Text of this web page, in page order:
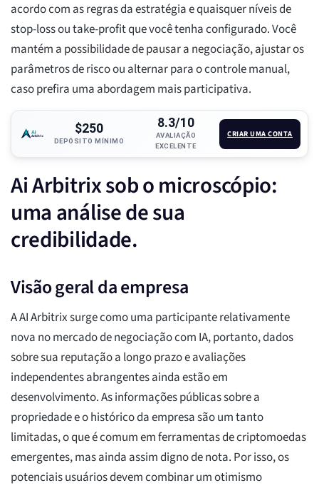
acordo com as regras da estratégia e quaisquer níveis de
stop-loss ou take-profit que você tenha configurado. Você
mantém a possibilidade de pausar a negociação, ajustar os
parâmetros de risco ou alternar para o controle manual,
caso prefira uma abordagem mais participativa.
$250
DEPÓSITO MÍNIMO
8.3/10
AVALIAÇÃO
EXCELENTE
CRIAR UMA CONTA
Ai Arbitrix sob o microscópio:
uma análise de sua
credibilidade.
Visão geral da empresa
A AI Arbitrix surge como uma participante relativamente
nova no mercado de negociação com IA, portanto, dados
sobre sua reputação a longo prazo e avaliações
independentes abrangentes ainda estão em
desenvolvimento. As informações públicas sobre a
propriedade e o histórico da empresa são um tanto
limitadas, o que é comum em ferramentas de criptomoedas
emergentes, mas ainda assim digno de nota. Por isso, os
potenciais usuários devem combinar um otimismo